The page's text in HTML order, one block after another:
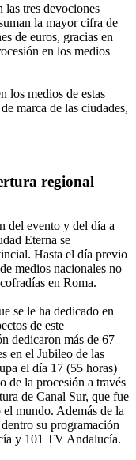
las tres devociones
la mayor cifra de
de euros, gracias en
en los medios
los medios de estas
marca de las ciudades,
regional
del evento y del día a
Eterna se
Hasta el día previo
medios nacionales no
en Roma.
se le ha dedicado en
de este
dedicaron más de 67
en el Jubileo de las
el día 17 (55 horas)
de la procesión a través
de Canal Sur, que fue
mundo. Además de la
su programación
y 101 TV Andalucía.